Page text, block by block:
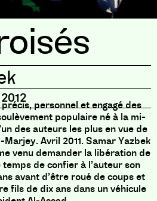
2012 personnel et engagé des
populaire né à la mi-
des auteurs les plus en vue de
Marjey. Avril 2011. Samar Yazbek
venu demander la libération de
temps de confier à l’auteur son
avant d’être roué de coups et
fils de dix ans dans un véhicule